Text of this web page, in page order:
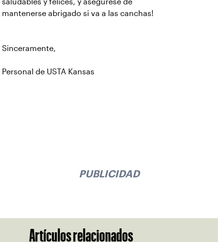
saludables y felices, y asegúrese de
mantenerse abrigado si va a las canchas!
Sinceramente,
Personal de USTA Kansas
PUBLICIDAD
Artículos relacionados